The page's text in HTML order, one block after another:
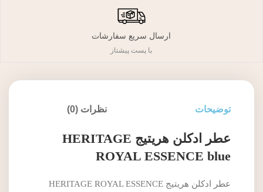
ارسال سریع سفارشات
با پست پیشتاز
توضیحات نظرات (0)
عطر ادکلن هریتیج HERITAGE
ROYAL ESSENCE blue
عطر ادکلن هریتیج HERITAGE ROYAL ESSENCE